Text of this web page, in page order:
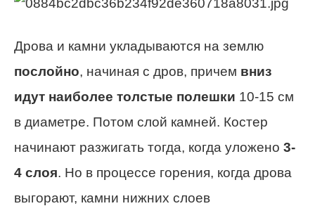
Дрова и камни укладываются на землю
послойно, начиная с дров, причем вниз
идут наиболее толстые полешки 10-15 см
в диаметре. Потом слой камней. Костер
начинают разжигать тогда, когда уложено 3-
4 слоя. Но в процессе горения, когда дрова
выгорают, камни нижних слоев